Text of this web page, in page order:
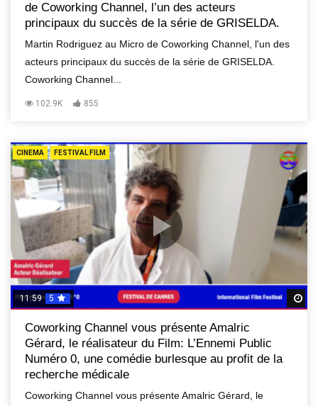
de Coworking Channel, l’un des acteurs
principaux du succès de la série de GRISELDA.
Martin Rodriguez au Micro de Coworking Channel, l'un des
acteurs principaux du succès de la série de GRISELDA.
Coworking Channel...
102.9K 855
CINEMA FESTIVAL FILM
11:59 5
Coworking Channel vous présente Amalric
Gérard, le réalisateur du Film: L’Ennemi Public
Numéro 0, une comédie burlesque au profit de la
recherche médicale
Coworking Channel vous présente Amalric Gérard, le